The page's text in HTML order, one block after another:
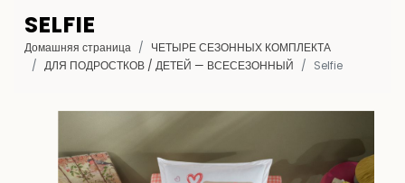
SELFIE
Домашняя страница
ЧЕТЫРЕ СЕЗОННЫХ КОМПЛЕКТА
ДЛЯ ПОДРОСТКОВ / ДЕТЕЙ — ВСЕСЕЗОННЫЙ
Selfie